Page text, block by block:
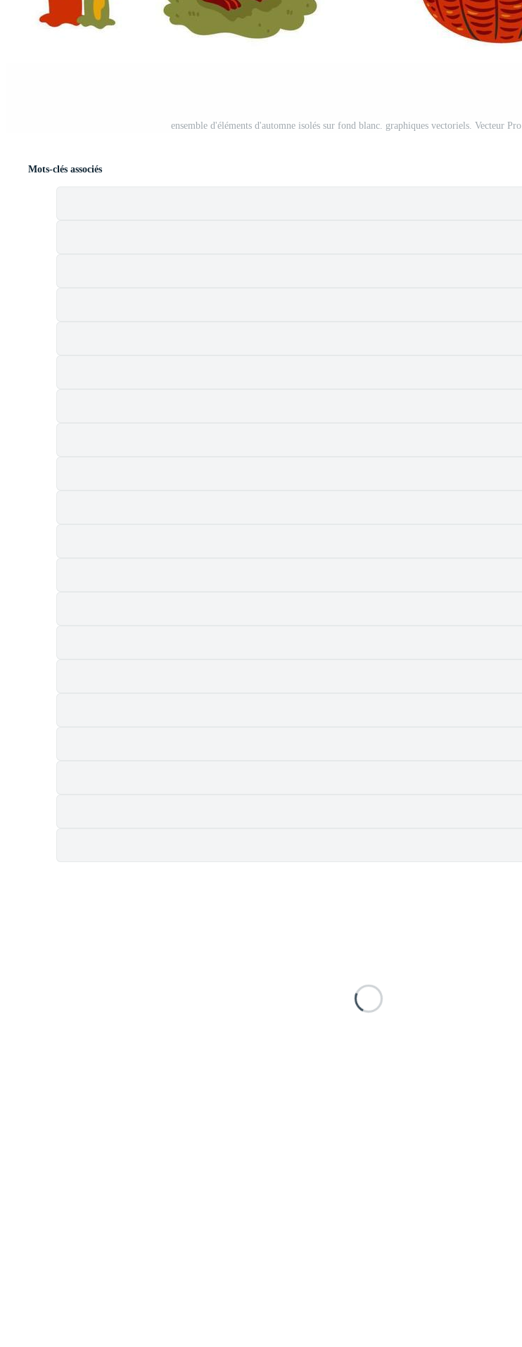
ensemble d'éléments d'automne isolés sur fond blanc. graphiques vectoriels. Vecteur Pro
Mots-clés associés